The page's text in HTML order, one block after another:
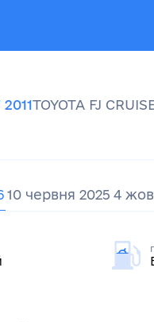
2011TOYOTA FJ
10 червня 2025 4